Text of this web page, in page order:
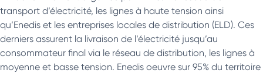
transport d’électricité, les lignes à haute tension ainsi
qu’Enedis et les entreprises locales de distribution (ELD). Ces
derniers assurent la livraison de l’électricité jusqu’au
consommateur final via le réseau de distribution, les lignes à
moyenne et basse tension. Enedis oeuvre sur 95% du territoire